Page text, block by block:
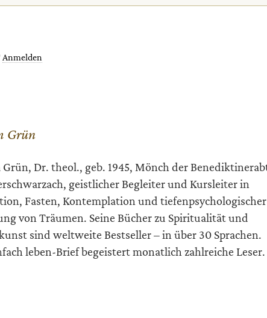
Anmelden
Grün
Grün, Dr. theol., geb. 1945, Mönch der
geistlicher Begleiter und Kursleiter in
Fasten, Kontemplation und tiefenpsychologischer
von Träumen. Seine Bücher zu Spiritualität und
sind weltweite Bestseller – in über 30 Sprachen.
leben-Brief begeistert monatlich zahlreiche Leser.